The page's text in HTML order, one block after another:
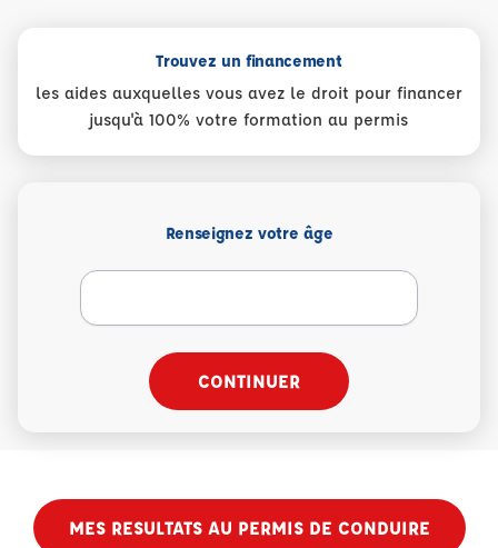
Trouvez un financement
les aides auxquelles vous avez le droit pour financer
jusqu'à 100% votre formation au permis
Renseignez votre âge
CONTINUER
MES RESULTATS AU PERMIS DE CONDUIRE